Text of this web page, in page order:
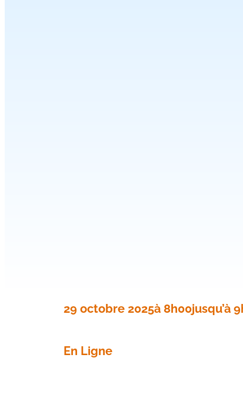
29 octobre 2025à 8h00jusqu’à
En Ligne